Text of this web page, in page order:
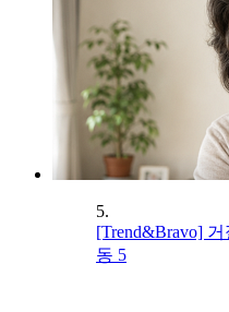
5.
[Trend&Bravo]
동 5